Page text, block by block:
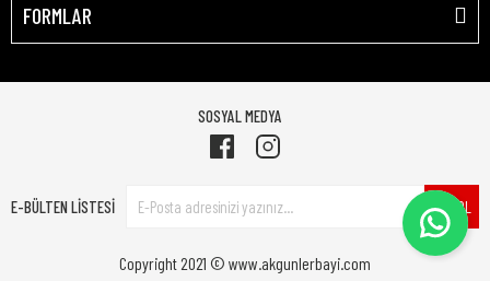
FORMLAR
Copyright 2021 © www.akgunlerbayi.com
E-BÜLTEN LİSTESİ ÜYE OL
SOSYAL MEDYA